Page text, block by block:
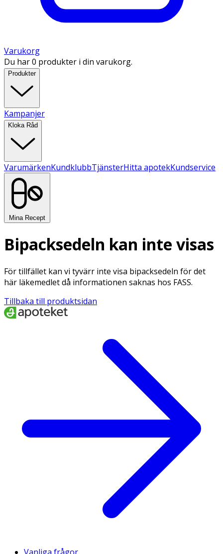
Varukorg
Du har 0 produkter i din varukorg.
Produkter
Kampanjer
Kloka Råd
VarumärkenKundklubbTjänsterHitta apotekKundservice
Mina Recept
Bipacksedeln kan inte visas
För tillfället kan vi tyvärr inte visa bipacksedeln för det
här läkemedlet då informationen saknas hos FASS.
Tillbaka till produktsidan